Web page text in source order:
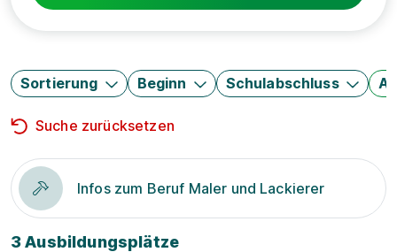
Sortierung Beginn Schulabschluss
Suche zurücksetzen
Infos zum Beruf Maler und Lackierer
3 Ausbildungsplätze